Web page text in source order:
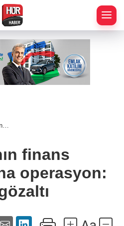
finans
operasyon: